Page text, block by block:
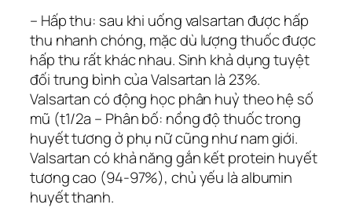
– Hấp thu: sau khi uống valsartan được hấp
thu nhanh chóng, mặc dù lượng thuốc được
hấp thu rất khác nhau. Sinh khả dụng tuyệt
đối trung bình của Valsartan là 23%.
Valsartan có động học phân huỷ theo hệ số
mũ (t1/2a – Phân bố: nồng độ thuốc trong
huyết tương ở phụ nữ cũng như nam giới.
Valsartan có khả năng gắn kết protein huyết
tương cao (94-97%), chủ yếu là albumin
huyết thanh.